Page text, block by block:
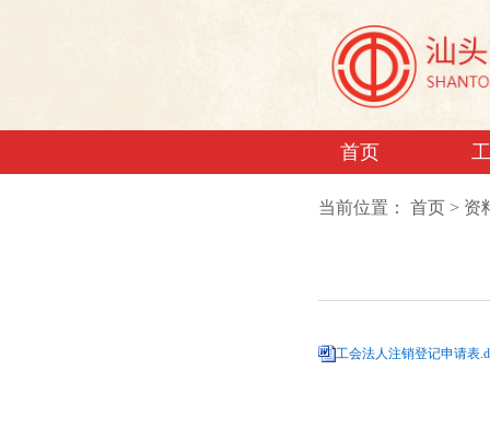
首页
当前位置： 首页 > 资
工会法人注销登记申请表